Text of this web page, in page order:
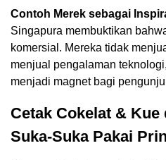
Contoh Merek sebagai
Singapura membuktikan
komersial. Mereka tidak
menjual pengalaman
menjadi magnet bagi
Cetak Cokelat & Kue
Suka-Suka Pakai